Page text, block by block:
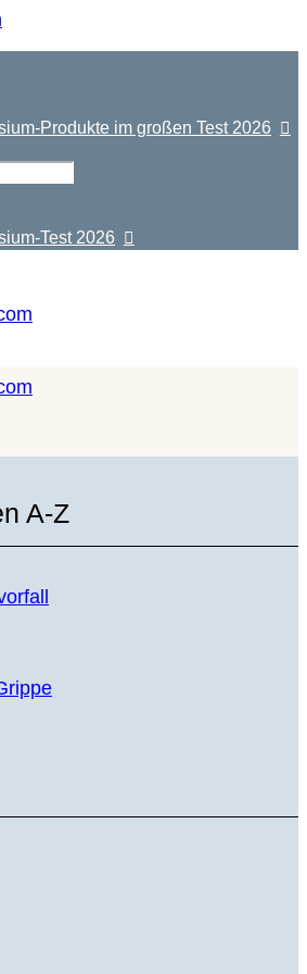
Produkte im großen Test 2026
Test 2026
A-Z